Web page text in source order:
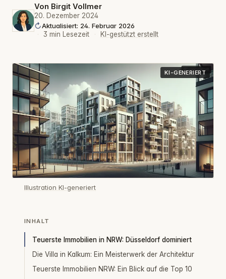
Von Birgit Vollmer
20. Dezember 2024
Aktualisiert: 24. Februar 2026
·
3 min Lesezeit · KI-gestützt erstellt
KI-GENERIERT
Illustration KI-generiert
INHALT
Teuerste Immobilien in NRW: Düsseldorf dominiert
Die Villa in Kalkum: Ein Meisterwerk der Architektur
Teuerste Immobilien NRW: Ein Blick auf die Top 10